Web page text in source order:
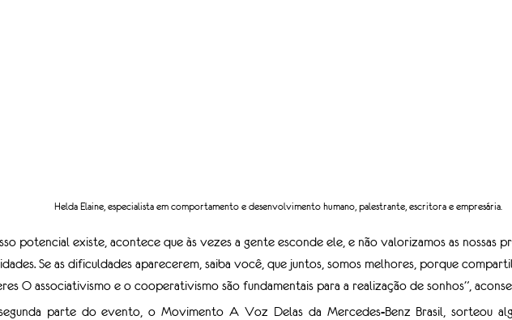
Helda Elaine, especialista em comportamento e desenvolvimento humano, palestrante, escritora e empresária.
potencial existe, acontece que às vezes a gente esconde ele, e não valorizamos as nossas
Se as dificuldades aparecerem, saiba você, que juntos, somos melhores, porque
O associativismo e o cooperativismo são fundamentais para a realização de sonhos”,
parte do evento, o Movimento A Voz Delas da Mercedes-Benz Brasil, sorteou